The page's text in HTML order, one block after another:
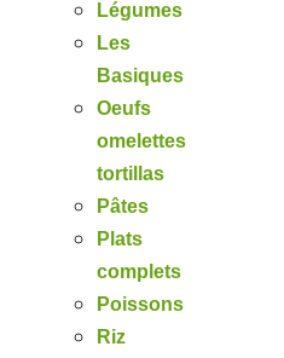
Légumes
Les
Basiques
Oeufs
omelettes
tortillas
Pâtes
Plats
complets
Poissons
Riz